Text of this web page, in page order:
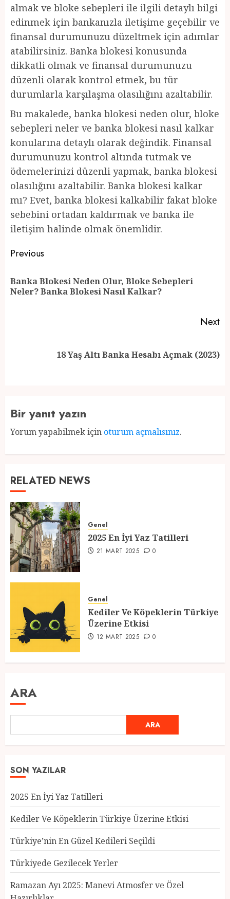
almak ve bloke sebepleri ile ilgili detaylı bilgi
edinmek için bankanızla iletişime geçebilir ve
finansal durumunuzu düzeltmek için adımlar
atabilirsiniz. Banka blokesi konusunda
dikkatli olmak ve finansal durumunuzu
düzenli olarak kontrol etmek, bu tür
durumlarla karşılaşma olasılığını azaltabilir.
Bu makalede, banka blokesi neden olur, bloke
sebepleri neler ve banka blokesi nasıl kalkar
konularına detaylı olarak değindik. Finansal
durumunuzu kontrol altında tutmak ve
ödemelerinizi düzenli yapmak, banka blokesi
olasılığını azaltabilir. Banka blokesi kalkar
mı? Evet, banka blokesi kalkabilir fakat bloke
sebebini ortadan kaldırmak ve banka ile
iletişim halinde olmak önemlidir.
Post
navigation
Previous
Banka Blokesi Neden Olur, Bloke Sebepleri
Neler? Banka Blokesi Nasıl Kalkar?
Next
18 Yaş Altı Banka Hesabı Açmak (2023)
Bir yanıt yazın
Yorum yapabilmek için oturum açmalısınız.
RELATED NEWS
Genel
2025 En İyi Yaz Tatilleri
21 MART 2025 0
Genel
Kediler Ve Köpeklerin Türkiye
Üzerine Etkisi
12 MART 2025 0
ARA
ARA
SON YAZILAR
2025 En İyi Yaz Tatilleri
Kediler Ve Köpeklerin Türkiye Üzerine Etkisi
Türkiye’nin En Güzel Kedileri Seçildi
Türkiyede Gezilecek Yerler
Ramazan Ayı 2025: Manevi Atmosfer ve Özel
Türkiye’nin En Güzel Kedileri
Seçildi
12 MART 2025